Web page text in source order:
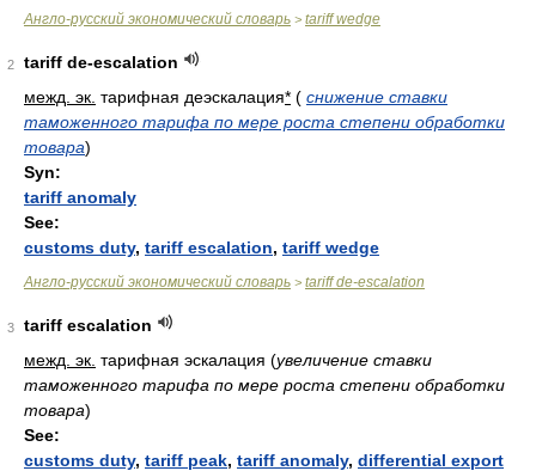
Англо-русский экономический словарь > tariff wedge
2
tariff de-escalation
межд. эк. тарифная деэскалация* ( снижение ставки
таможенного тарифа по мере роста степени обработки
товара)
Syn:
tariff anomaly
See:
customs duty, tariff escalation, tariff wedge
Англо-русский экономический словарь > tariff de-escalation
3
tariff escalation
межд. эк. тарифная эскалация (увеличение ставки
таможенного тарифа по мере роста степени обработки
товара)
See:
customs duty, tariff peak, tariff anomaly, differential export